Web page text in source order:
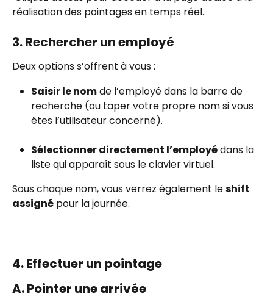
réalisation des pointages en temps réel.
3. Rechercher un employé
Deux options s’offrent à vous :
Saisir le nom de l’employé dans la barre de
recherche (ou taper votre propre nom si vous
êtes l’utilisateur concerné).
Sélectionner directement l’employé dans la
liste qui apparaît sous le clavier virtuel.
Sous chaque nom, vous verrez également le shift
assigné pour la journée.
4. Effectuer un pointage
A. Pointer une arrivée